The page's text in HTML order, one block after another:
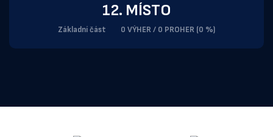
12. MÍSTO
Základní část 0 VÝHER / 0 PROHER (0 %)